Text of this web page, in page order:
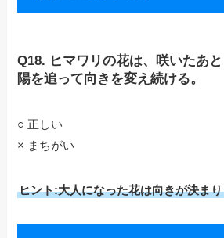
Q18. ヒマワリの花は、咲いたあ
陽を追って向きを変え続ける。
○ 正しい
× まちがい
ヒント:大人になった花は向きが決ま